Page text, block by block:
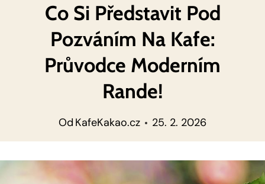
Co Si Představit Pod
Pozváním Na Kafe:
Průvodce Moderním
Rande!
Od KafeKakao.cz 25. 2. 2026